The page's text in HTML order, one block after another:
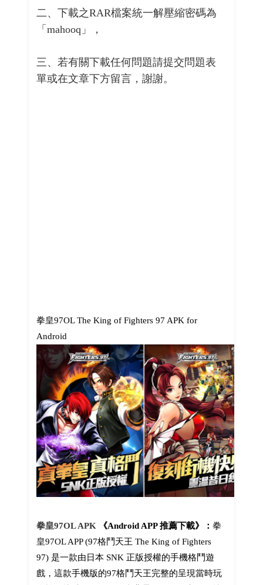
二、下載之RAR檔案統一解壓縮密碼為
「mahooq」，
三、若有關下載任何問題請提交問題表
單或在文章下方留言，謝謝。
拳皇97OL The King of Fighters 97 APK for
Android
拳皇97OL APK《Android APP 推薦下載》： 拳
皇97OL APP (97格鬥天王 The King of Fighters
97) 是一款由日本 SNK 正版授權的手機格鬥遊
戲，這款手機版的97格鬥天王完整的呈現當時玩